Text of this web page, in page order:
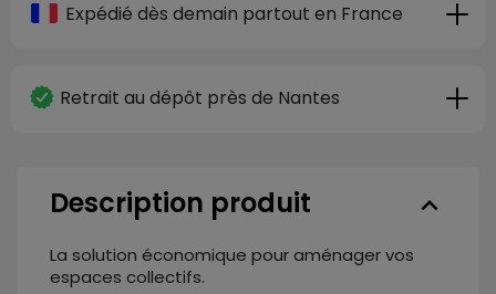
Expédié dès demain partout en France
Retrait au dépôt près de Nantes
Description produit keyboard_arrow_down
La solution économique pour aménager vos
espaces collectifs.